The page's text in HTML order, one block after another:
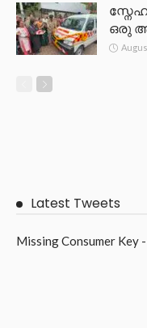
ഒരു
Latest Tweets
Missing Consumer Key